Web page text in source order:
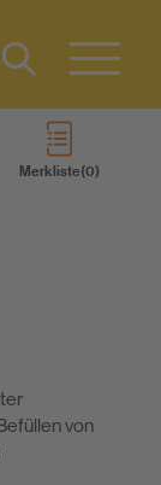
Merkliste
EN
von